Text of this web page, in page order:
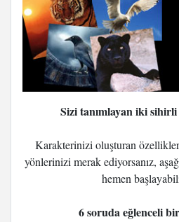
Sizi tanımlayan iki
Karakterinizi oluşturan özellikler
yönlerinizi merak ediyorsanız,
hemen
6 soruda eğlenceli